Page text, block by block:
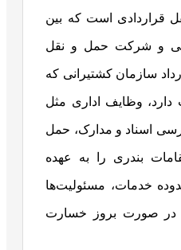
قراردادی است که بین
و شرکت حمل و نقل
سازمان کشتیرانی که
وظایف اداری مثل
اسناد و مدارک، حمل
بندری را به عهده
خدمات، مسئولیت‌ها
در صورت بروز خسارت